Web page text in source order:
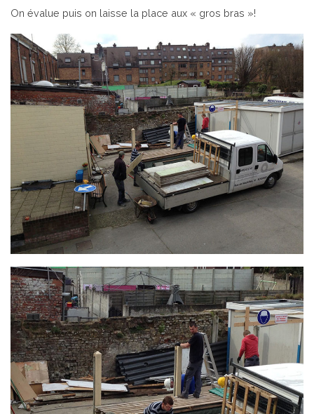
On évalue puis on laisse la place aux « gros bras »!